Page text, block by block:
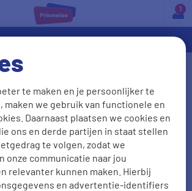
te maken en je persoonlijker te
maken we gebruik van functionele en
Daarnaast plaatsen we cookies en
ons en derde partijen in staat stellen
te volgen, zodat we
onze communicatie naar jou
relevanter kunnen maken. Hierbij
en advertentie-identifiers
a
optimaal verzekeren? Dan is een
de meest uitgebreide
je kunt kiezen. Lees hieronder
inboedelverzekering.